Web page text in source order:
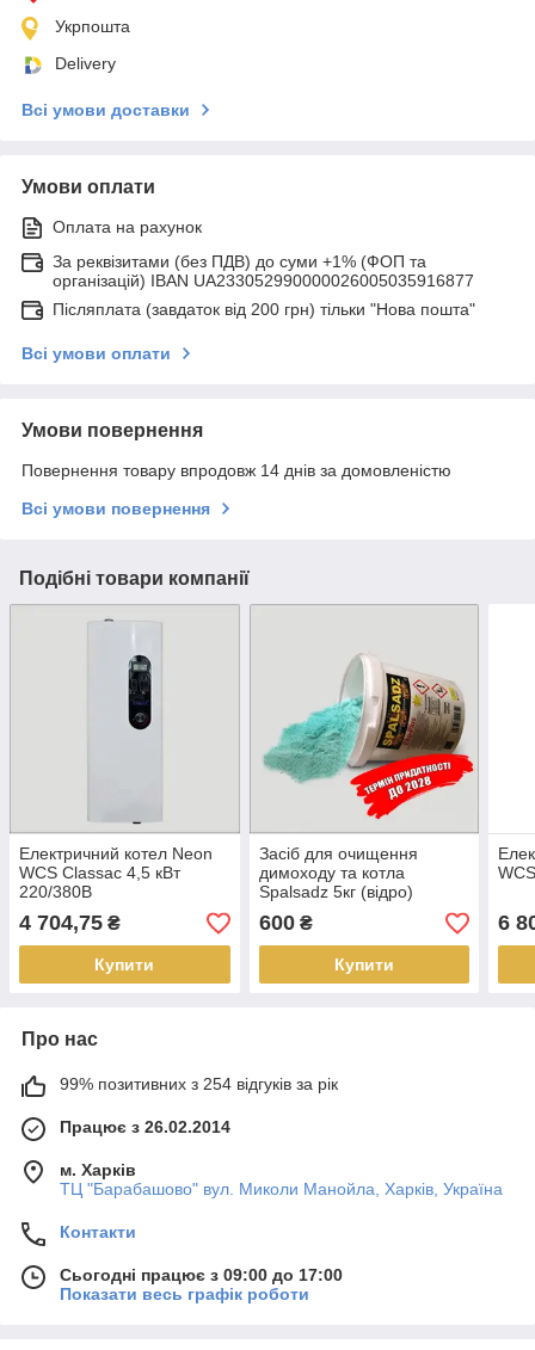
Укрпошта
Delivery
Всі умови доставки
Умови оплати
Оплата на рахунок
За реквізитами (без ПДВ) до суми +1% (ФОП та
організацій) IBAN UA233052990000026005035916877
Післяплата (завдаток від 200 грн) тільки "Нова пошта"
Всі умови оплати
Умови повернення
Повернення товару впродовж 14 днів за домовленістю
Всі умови повернення
Подібні товари компанії
Електричний котел Neon
WCS Classac 4,5 кВт
220/380В
4 704,75 ₴
Купити
Засіб для очищення
димоходу та котла
Spalsadz 5кг (відро)
600₴
Купити
6
Про нас
99% позитивних з 254 відгуків за рік
Працює з 26.02.2014
м. Харків
ТЦ "Барабашово" вул. Миколи Манойла, Харків, Україна
Контакти
Сьогодні працює з 09:00 до 17:00
Показати весь графік роботи